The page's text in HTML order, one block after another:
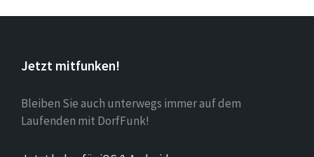
Jetzt mitfunken!
Bleiben Sie auch unterwegs immer auf dem
Laufenden mit DorfFunk!